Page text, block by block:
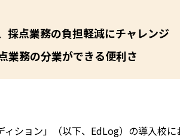
採点業務の負担軽減にチャレンジ
業務の分業ができる便利さ
ション」（以下、EdLog）の導入校に